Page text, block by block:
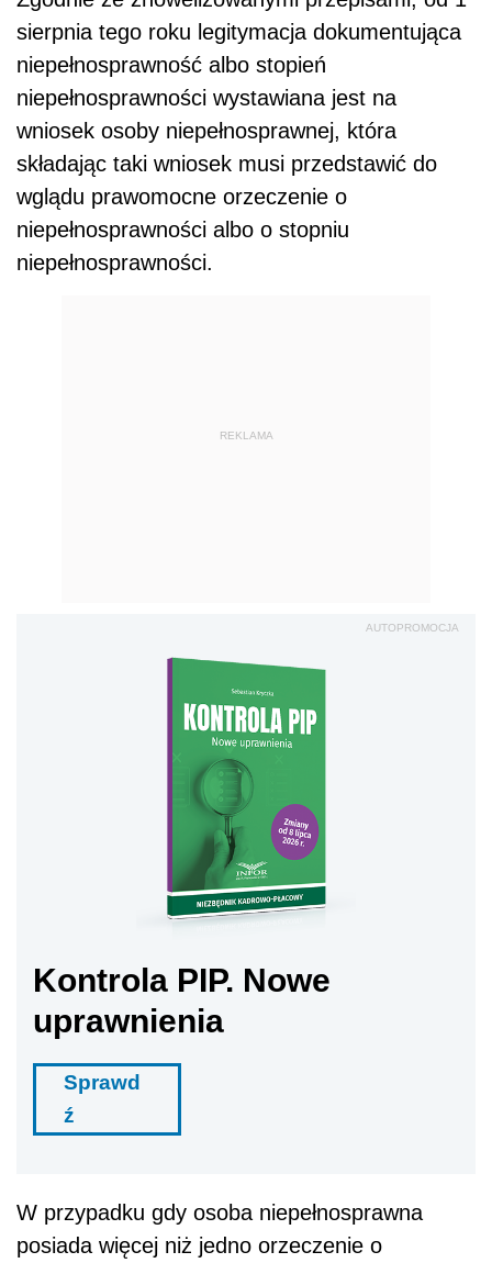
sierpnia tego roku legitymacja dokumentująca
niepełnosprawność albo stopień
niepełnosprawności wystawiana jest na
wniosek osoby niepełnosprawnej, która
składając taki wniosek musi przedstawić do
wglądu prawomocne orzeczenie o
niepełnosprawności albo o stopniu
niepełnosprawności.
REKLAMA
AUTOPROMOCJA
Kontrola PIP. Nowe
uprawnienia
Sprawd
ź
W przypadku gdy osoba niepełnosprawna
posiada więcej niż jedno orzeczenie o